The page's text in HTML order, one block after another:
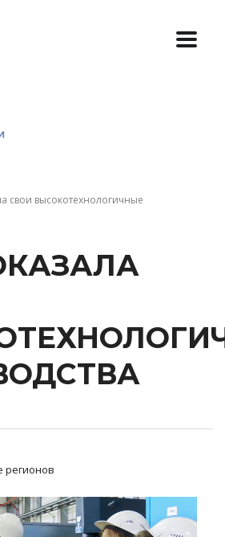
свои высокотехнологичные
регионов